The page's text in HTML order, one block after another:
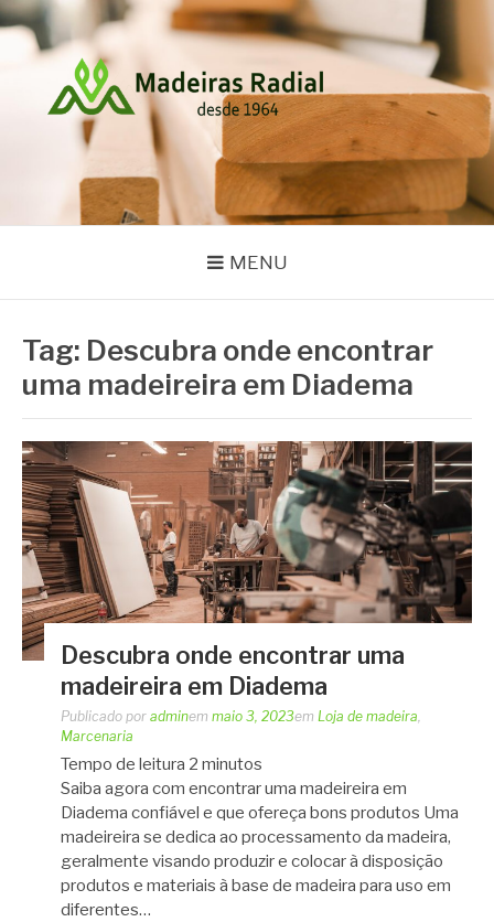
Pular
para
conteúdo
MADEIRAS RADIAL
MENU
Tag: Descubra onde encontrar
uma madeireira em Diadema
Descubra onde encontrar uma
madeireira em Diadema
Publicado por adminem maio 3, 2023em Loja de madeira,
Marcenaria
Tempo de leitura 2 minutos
Saiba agora com encontrar uma madeireira em
Diadema confiável e que ofereça bons produtos Uma
madeireira se dedica ao processamento da madeira,
geralmente visando produzir e colocar à disposição
produtos e materiais à base de madeira para uso em
diferentes…